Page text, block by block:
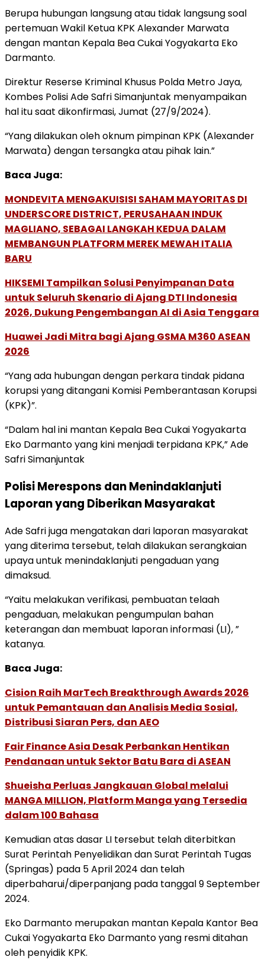
Berupa hubungan langsung atau tidak langsung soal
pertemuan Wakil Ketua KPK Alexander Marwata
dengan mantan Kepala Bea Cukai Yogyakarta Eko
Darmanto.
Direktur Reserse Kriminal Khusus Polda Metro Jaya,
Kombes Polisi Ade Safri Simanjuntak menyampaikan
hal itu saat dikonfirmasi, Jumat (27/9/2024).
“Yang dilakukan oleh oknum pimpinan KPK (Alexander
Marwata) dengan tersangka atau pihak lain.”
Baca Juga:
MONDEVITA MENGAKUISISI SAHAM MAYORITAS DI
UNDERSCORE DISTRICT, PERUSAHAAN INDUK
MAGLIANO, SEBAGAI LANGKAH KEDUA DALAM
MEMBANGUN PLATFORM MEREK MEWAH ITALIA
BARU
HIKSEMI Tampilkan Solusi Penyimpanan Data
untuk Seluruh Skenario di Ajang DTI Indonesia
2026, Dukung Pengembangan AI di Asia Tenggara
Huawei Jadi Mitra bagi Ajang GSMA M360 ASEAN
2026
“Yang ada hubungan dengan perkara tindak pidana
korupsi yang ditangani Komisi Pemberantasan Korupsi
(KPK)”.
“Dalam hal ini mantan Kepala Bea Cukai Yogyakarta
Eko Darmanto yang kini menjadi terpidana KPK,” Ade
Safri Simanjuntak
Polisi Merespons dan Menindaklanjuti
Laporan yang Diberikan Masyarakat
Ade Safri juga mengatakan dari laporan masyarakat
yang diterima tersebut, telah dilakukan serangkaian
upaya untuk menindaklanjuti pengaduan yang
dimaksud.
“Yaitu melakukan verifikasi, pembuatan telaah
pengaduan, melakukan pengumpulan bahan
keterangan dan membuat laporan informasi (LI), ”
katanya.
Baca Juga:
Cision Raih MarTech Breakthrough Awards 2026
untuk Pemantauan dan Analisis Media Sosial,
Distribusi Siaran Pers, dan AEO
Fair Finance Asia Desak Perbankan Hentikan
Pendanaan untuk Sektor Batu Bara di ASEAN
Shueisha Perluas Jangkauan Global melalui
MANGA MILLION, Platform Manga yang Tersedia
dalam 100 Bahasa
Kemudian atas dasar LI tersebut telah diterbitkan
Surat Perintah Penyelidikan dan Surat Perintah Tugas
(Springas) pada 5 April 2024 dan telah
diperbaharui/diperpanjang pada tanggal 9 September
2024.
Eko Darmanto merupakan mantan Kepala Kantor Bea
Cukai Yogyakarta Eko Darmanto yang resmi ditahan
oleh penyidik KPK.